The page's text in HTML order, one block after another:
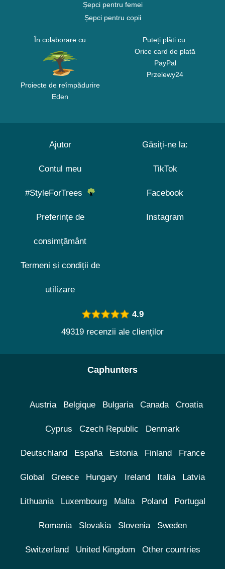
Șepci pentru femei
Șepci pentru copii
În colaborare cu
Proiecte de reîmpădurire
Eden
Puteți plăti cu:
Orice card de plată
PayPal
Przelewy24
Ajutor
Contul meu
#StyleForTrees
Preferințe de
consimțământ
Termeni și condiții de
utilizare
Găsiți-ne la:
TikTok
Facebook
Instagram
4.9
49319 recenzii ale clienților
Caphunters
Austria Belgique Bulgaria Canada Croatia
Cyprus Czech Republic Denmark
Deutschland España Estonia Finland France
Global Greece Hungary Ireland Italia Latvia
Lithuania Luxembourg Malta Poland Portugal
Romania Slovakia Slovenia Sweden
Switzerland United Kingdom Other countries